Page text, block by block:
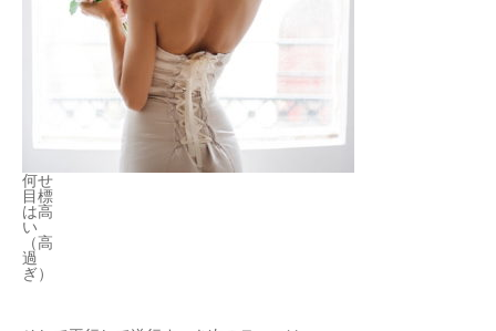
何せ
目標
は高
い
（高
過
ぎ）